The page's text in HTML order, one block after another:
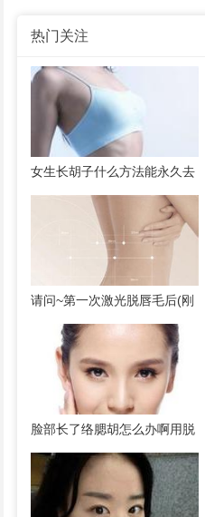
热门关注
女生长胡子什么方法能永久去
除 激光脱唇毛要做几次效果
请问~第一次激光脱唇毛后(刚
三天，第二第三次还没... 脱唇
毛手术案例
脸部长了络腮胡怎么办啊用脱
毛膏行不